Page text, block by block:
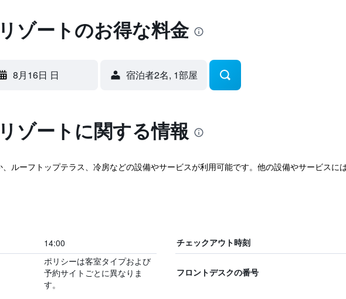
ゾートのお得な料金
8月16日 日 宿泊者2名, 1​部屋
ゾートに関する情報
ルーフトップテラス、冷房などの設備やサービスが利用可能です。他の設備やサービスに
14:00 チェックアウト時刻
ポリシーは客室タイプおよび
予約サイトごとに異なりま
す。
フロントデスクの番号